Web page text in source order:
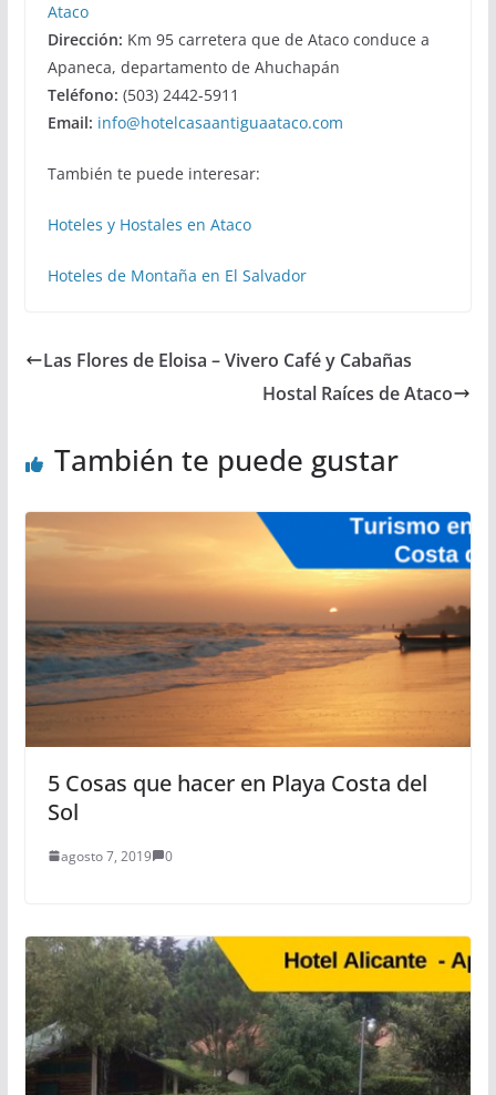
Ataco
Dirección: Km 95 carretera que de Ataco conduce a
Apaneca, departamento de Ahuchapán
Teléfono: (503) 2442-5911
Email: info@hotelcasaantiguaataco.com
También te puede interesar:
Hoteles y Hostales en Ataco
Hoteles de Montaña en El Salvador
Las Flores de Eloisa – Vivero Café y Cabañas
Hostal Raíces de Ataco
También te puede gustar
5 Cosas que hacer en Playa Costa del
Sol
agosto 7, 2019 0